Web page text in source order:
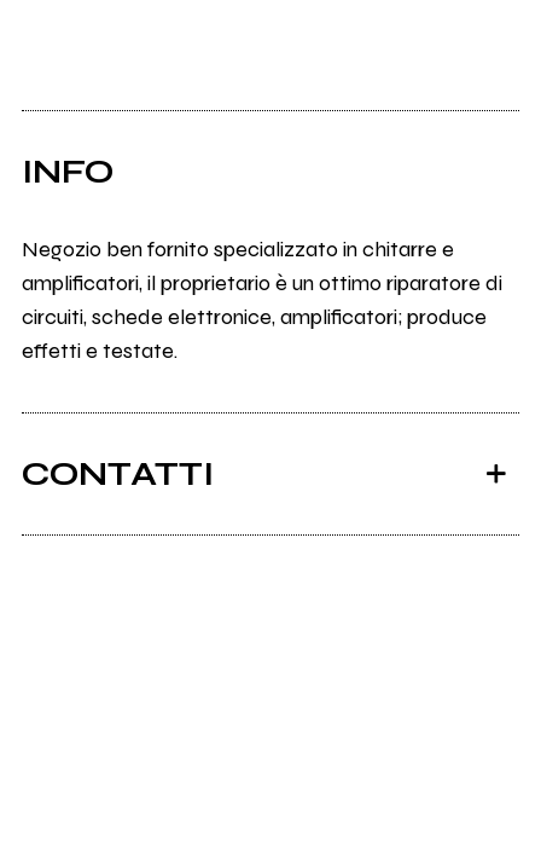
INFO
Negozio ben fornito specializzato in chitarre e
amplificatori, il proprietario è un ottimo riparatore di
circuiti, schede elettronice, amplificatori; produce
effetti e testate.
CONTATTI